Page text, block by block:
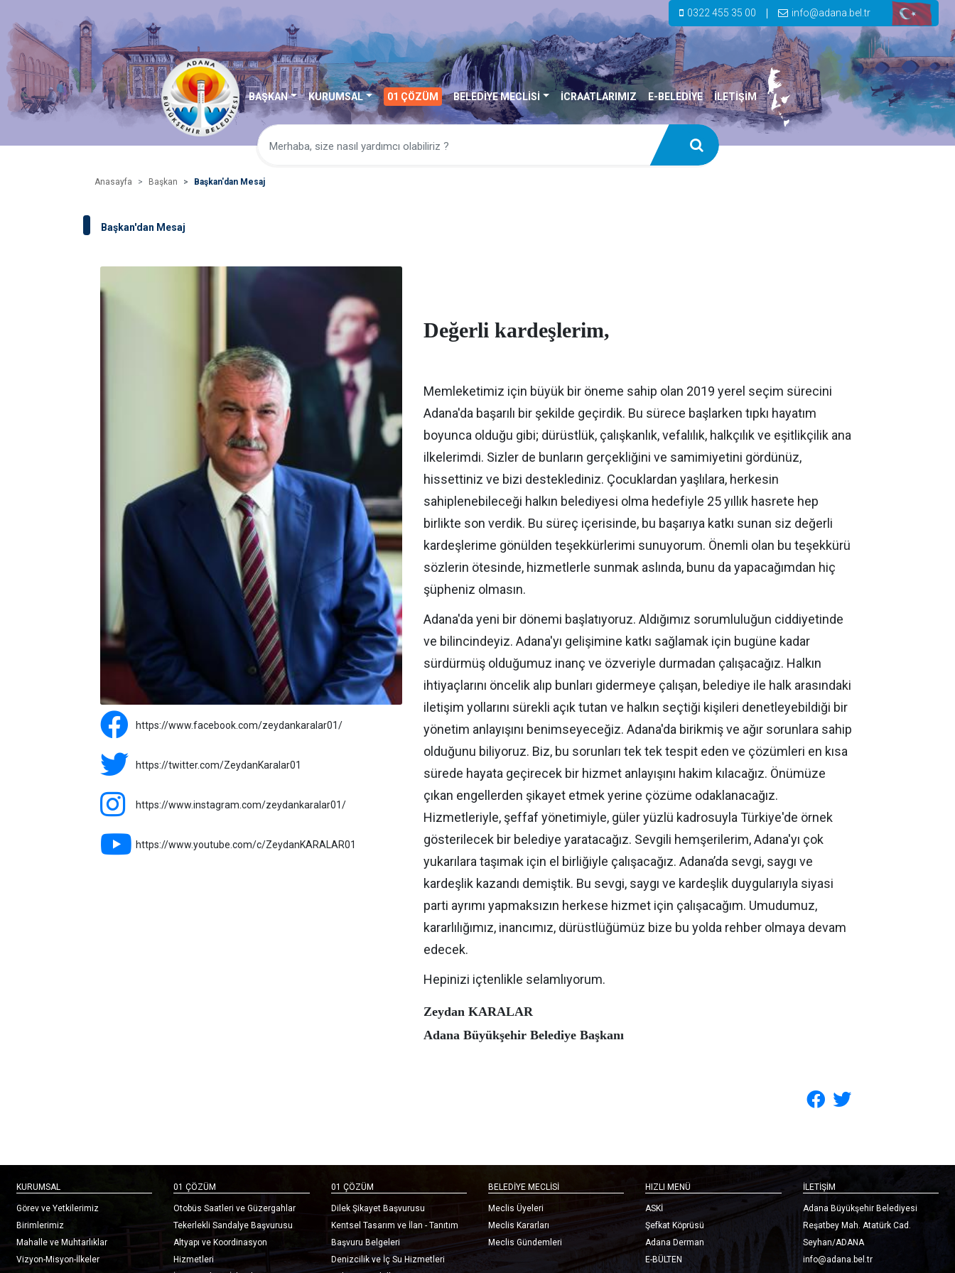
0322 455 35 00 info@adana.bel.tr
BAŞKAN KURUMSAL 01 ÇÖZÜM BELEDİYE MECLİSİ İCRAATLARIMIZ E-BELEDİYE İLETİŞİM
Anasayfa Başkan Başkan'dan Mesaj
Başkan'dan Mesaj
https://www.facebook.com/zeydankaralar01/
https://twitter.com/ZeydanKaralar01
https://www.instagram.com/zeydankaralar01/
https://www.youtube.com/c/ZeydanKARALAR01
Değerli kardeşlerim,
Memleketimiz için büyük bir öneme sahip olan 2019 yerel seçim sürecini
Adana'da başarılı bir şekilde geçirdik. Bu sürece başlarken tıpkı hayatım
boyunca olduğu gibi; dürüstlük, çalışkanlık, vefalılık, halkçılık ve eşitlikçilik ana
ilkelerimdi. Sizler de bunların gerçekliğini ve samimiyetini gördünüz,
hissettiniz ve bizi desteklediniz. Çocuklardan yaşlılara, herkesin
sahiplenebileceği halkın belediyesi olma hedefiyle 25 yıllık hasrete hep
birlikte son verdik. Bu süreç içerisinde, bu başarıya katkı sunan siz değerli
kardeşlerime gönülden teşekkürlerimi sunuyorum. Önemli olan bu teşekkürü
sözlerin ötesinde, hizmetlerle sunmak aslında, bunu da yapacağımdan hiç
şüpheniz olmasın.
Adana'da yeni bir dönemi başlatıyoruz. Aldığımız sorumluluğun ciddiyetinde
ve bilincindeyiz. Adana'yı gelişimine katkı sağlamak için bugüne kadar
sürdürmüş olduğumuz inanç ve özveriyle durmadan çalışacağız. Halkın
ihtiyaçlarını öncelik alıp bunları gidermeye çalışan, belediye ile halk arasındaki
iletişim yollarını sürekli açık tutan ve halkın seçtiği kişileri denetleyebildiği bir
yönetim anlayışını benimseyeceğiz. Adana'da birikmiş ve ağır sorunlara sahip
olduğunu biliyoruz. Biz, bu sorunları tek tek tespit eden ve çözümleri en kısa
sürede hayata geçirecek bir hizmet anlayışını hakim kılacağız. Önümüze
çıkan engellerden şikayet etmek yerine çözüme odaklanacağız.
Hizmetleriyle, şeffaf yönetimiyle, güler yüzlü kadrosuyla Türkiye'de örnek
gösterilecek bir belediye yaratacağız. Sevgili hemşerilerim, Adana'yı çok
yukarılara taşımak için el birliğiyle çalışacağız. Adana’da sevgi, saygı ve
kardeşlik kazandı demiştik. Bu sevgi, saygı ve kardeşlik duygularıyla siyasi
parti ayrımı yapmaksızın herkese hizmet için çalışacağım. Umudumuz,
kararlılığımız, inancımız, dürüstlüğümüz bize bu yolda rehber olmaya devam
edecek.
Hepinizi içtenlikle selamlıyorum.
Zeydan KARALAR
Adana Büyükşehir Belediye Başkanı
KURUMSAL
Görev ve Yetkilerimiz
Birimlerimiz
Mahalle ve Muhtarlıklar
Vizyon-Misyon-İlkeler
01 ÇÖZÜM
Otobüs Saatleri ve Güzergahlar
Tekerlekli Sandalye Başvurusu
Altyapı ve Koordinasyon
Hizmetleri
01 ÇÖZÜM
Dilek Şikayet Başvurusu
Kentsel Tasarım ve İlan - Tanıtım
Başvuru Belgeleri
Denizcilik ve İç Su Hizmetleri
BELEDİYE MECLİSİ
Meclis Üyeleri
Meclis Kararları
Meclis Gündemleri
HIZLI MENÜ
ASKİ
Şefkat Köprüsü
Adana Derman
E-BÜLTEN
İLETİŞİM
Adana Büyükşehir Belediyesi
Reşatbey Mah. Atatürk Cad.
Seyhan/ADANA
info@adana.bel.tr